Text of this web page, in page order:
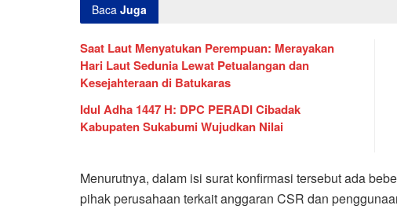
Baca Juga
Saat Laut Menyatukan Perempuan: Merayakan
Hari Laut Sedunia Lewat Petualangan dan
Kesejahteraan di Batukaras
Idul Adha 1447 H: DPC PERADI Cibadak
Kabupaten Sukabumi Wujudkan Nilai
Menurutnya, dalam isi surat konfirmasi tersebut ada
pihak perusahaan terkait anggaran CSR dan